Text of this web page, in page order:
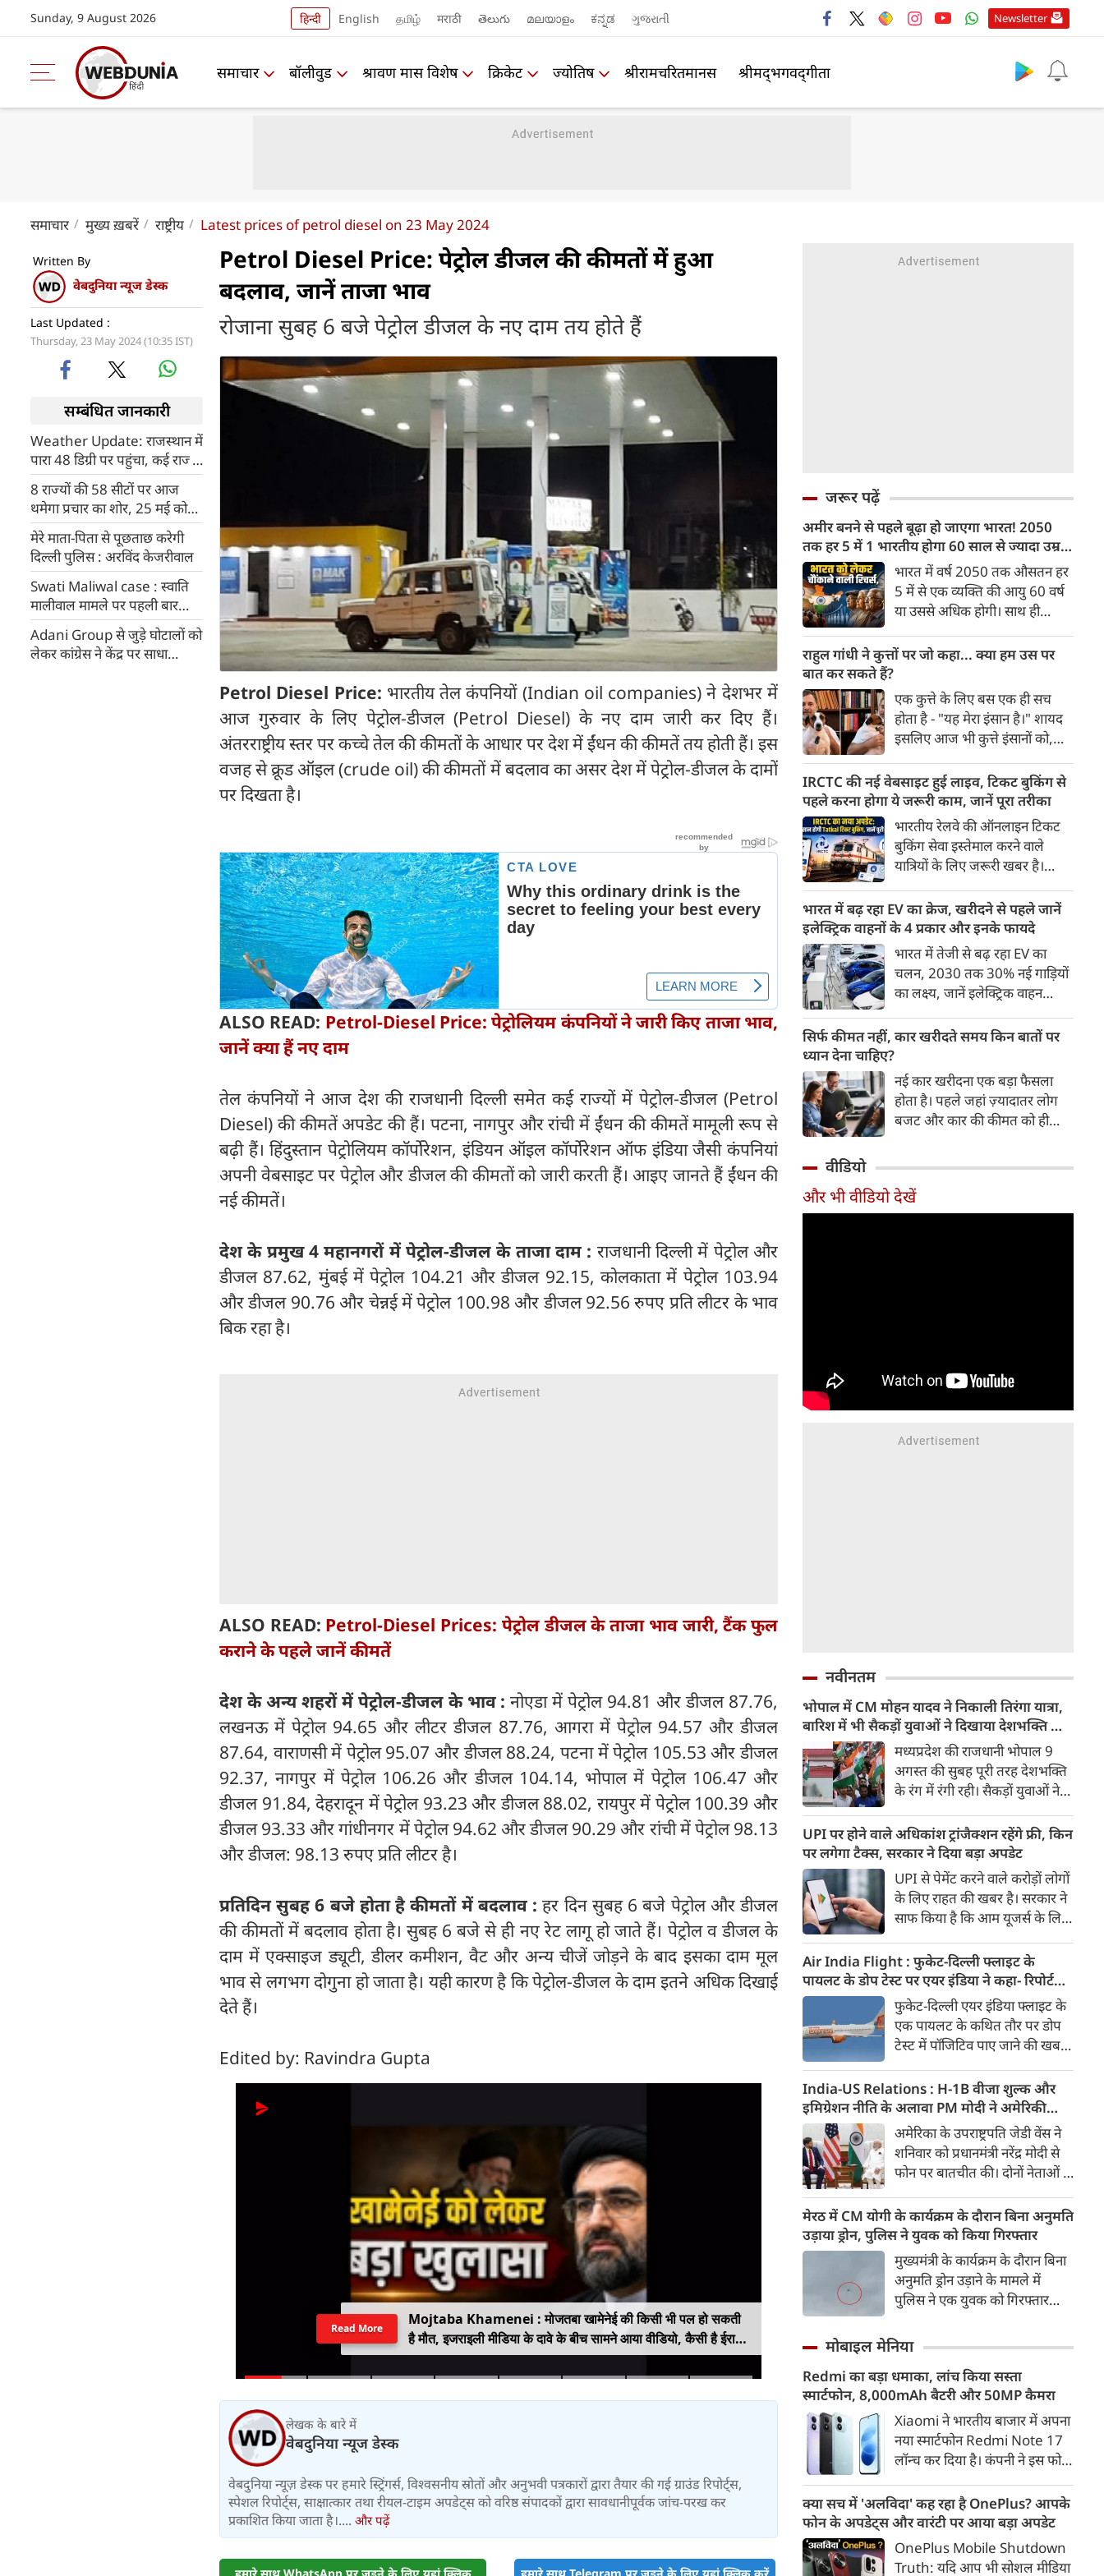
Sunday, 9 August 2026 हिन्दी English தமிழ் मराठी తెలుగు മലയാളം ಕನ್ನಡ ગુજરાતી Newsletter
समाचार बॉलीवुड श्रावण मास विशेष क्रिकेट ज्योतिष श्रीरामचरितमानस श्रीमद्‍भगवद्‍गीता
समाचार मुख्य ख़बरें राष्ट्रीय Latest prices of petrol diesel on 23 May 2024
Written By
वेबदुनिया न्यूज डेस्क
Last Updated :
Thursday, 23 May 2024 (10:35 IST)
सम्बंधित जानकारी
Weather Update: राजस्थान में
पारा 48 डिग्री पर पहुंचा, कई राज्यों
के लिए IMD ने जारी किया रेड
अलर्ट
8 राज्यों की 58 सीटों पर आज
थमेगा प्रचार का शोर, 25 मई को
वोटिंग
मेरे माता-पिता से पूछताछ करेगी
दिल्ली पुलिस : अरविंद केजरीवाल
Swati Maliwal case : स्वाति
मालीवाल मामले पर पहली बार
अरविंद केजरीवाल का बयान,
जानिए क्या बोले
Adani Group से जुड़े घोटालों को
लेकर कांग्रेस ने केंद्र पर साधा
Petrol Diesel Price: पेट्रोल डीजल की कीमतों में हुआ
बदलाव, जानें ताजा भाव
रोजाना सुबह 6 बजे पेट्रोल डीजल के नए दाम तय होते हैं
Petrol Diesel Price: भारतीय तेल कंपनियों (Indian oil companies) ने देशभर में
आज गुरुवार के लिए पेट्रोल-डीजल (Petrol Diesel) के नए दाम जारी कर दिए हैं।
अंतरराष्ट्रीय स्तर पर कच्चे तेल की कीमतों के आधार पर देश में ईंधन की कीमतें तय होती हैं। इस
वजह से क्रूड ऑइल (crude oil) की कीमतों में बदलाव का असर देश में पेट्रोल-डीजल के दामों
पर दिखता है।
ALSO READ: Petrol-Diesel Price: पेट्रोलियम कंपनियों ने जारी किए ताजा भाव,
जानें क्या हैं नए दाम
तेल कंपनियों ने आज देश की राजधानी दिल्ली समेत कई राज्यों में पेट्रोल-डीजल (Petrol
Diesel) की कीमतें अपडेट की हैं। पटना, नागपुर और रांची में ईंधन की कीमतें मामूली रूप से
बढ़ी हैं। हिंदुस्तान पेट्रोलियम कॉर्पोरेशन, इंडियन ऑइल कॉर्पोरेशन ऑफ इंडिया जैसी कंपनियां
अपनी वेबसाइट पर पेट्रोल और डीजल की कीमतों को जारी करती हैं। आइए जानते हैं ईंधन की
नई कीमतें।
देश के प्रमुख 4 महानगरों में पेट्रोल-डीजल के ताजा दाम : राजधानी दिल्ली में पेट्रोल और
डीजल 87.62, मुंबई में पेट्रोल 104.21 और डीजल 92.15, कोलकाता में पेट्रोल 103.94
और डीजल 90.76 और चेन्नई में पेट्रोल 100.98 और डीजल 92.56 रुपए प्रति लीटर के भाव
बिक रहा है।
ALSO READ: Petrol-Diesel Prices: पेट्रोल डीजल के ताजा भाव जारी, टैंक फुल
कराने के पहले जानें कीमतें
देश के अन्य शहरों में पेट्रोल-डीजल के भाव :नोएडा में पेट्रोल 94.81 और डीजल 87.76,
लखनऊ में पेट्रोल 94.65 और लीटर डीजल 87.76, आगरा में पेट्रोल 94.57 और डीजल
87.64, वाराणसी में पेट्रोल 95.07 और डीजल 88.24, पटना में पेट्रोल 105.53 और डीजल
92.37, नागपुर में पेट्रोल 106.26 और डीजल 104.14, भोपाल में पेट्रोल 106.47 और
डीजल 91.84, देहरादून में पेट्रोल 93.23 और डीजल 88.02, रायपुर में पेट्रोल 100.39 और
डीजल 93.33 और गांधीनगर में पेट्रोल 94.62 और डीजल 90.29 और रांची में पेट्रोल 98.13
और डीजल: 98.13 रुपए प्रति लीटर है।
प्रतिदिन सुबह 6 बजे होता है कीमतों में बदलाव :हर दिन सुबह 6 बजे पेट्रोल और डीजल
की कीमतों में बदलाव होता है। सुबह 6 बजे से ही नए रेट लागू हो जाते हैं। पेट्रोल व डीजल के
दाम में एक्साइज ड्यूटी, डीलर कमीशन, वैट और अन्य चीजें जोड़ने के बाद इसका दाम मूल
भाव से लगभग दोगुना हो जाता है। यही कारण है कि पेट्रोल-डीजल के दाम इतने अधिक दिखाई
देते हैं।
Edited by: Ravindra Gupta
Mojtaba Khamenei : मोजतबा खामेनेई की किसी भी पल हो सकती
है मौत, इजराइली मीडिया के दावे के बीच सामने आया वीडियो, कैसी है ईरान
के सुप्रीम लीडर की हालत
Read More
लेखक के बारे में
वेबदुनिया न्यूज डेस्क
वेबदुनिया न्यूज़ डेस्क पर हमारे स्ट्रिंगर्स, विश्वसनीय स्रोतों और अनुभवी पत्रकारों द्वारा तैयार की गई ग्राउंड रिपोर्ट्स,
स्पेशल रिपोर्ट्स, साक्षात्कार तथा रीयल-टाइम अपडेट्स को वरिष्ठ संपादकों द्वारा सावधानीपूर्वक जांच-परख कर
प्रकाशित किया जाता है।.... और पढ़ें
जरूर पढ़ें
अमीर बनने से पहले बूढ़ा हो जाएगा भारत! 2050
तक हर 5 में 1 भारतीय होगा 60 साल से ज्यादा उम्र
का
भारत में वर्ष 2050 तक औसतन हर
5 में से एक व्यक्ति की आयु 60 वर्ष
या उससे अधिक होगी। साथ ही
भारत में रहेंगे। ‘ट्रांसफॉर्म रूरल
अनुसार भारत विकसित देशों के
विपरीत समृद्ध बनने से पहले ही वृद्ध
होती आबादी वाले देश की श्रेणी में
पहुंच रहा है।
राहुल गांधी ने कुत्तों पर जो कहा... क्या हम उस पर
बात कर सकते हैं?
एक कुत्ते के लिए बस एक ही सच
होता है - "यह मेरा इंसान है।" शायद
इसलिए आज भी कुत्ते इंसानों को,
भू-राजनीति से लेकर कृत्रिम
बुद्धिमत्ता, जलवायु परिवर्तन से लेकर
क्रिकेट तक हर विषय पर बहस कर
सकते हैं, तो उस जीव पर भी एक
गंभीर चर्चा बनती है जिसने किसी भी
सभ्यता से पहले इंसान का साथ चुना
था। दुर्भाग्य यह है कि आज कुत्तों के
बारे में हमारी राय पशु-चिकित्सकों,
व्यवहार वैज्ञानिकों या विशेषज्ञों से
कम... और व्हाट्सऐप यूनिवर्सिटी से
ज़्यादा बनती है।
IRCTC की नई वेबसाइट हुई लाइव, टिकट बुकिंग से
पहले करना होगा ये जरूरी काम, जानें पूरा तरीका
भारतीय रेलवे की ऑनलाइन टिकट
बुकिंग सेवा इस्तेमाल करने वाले
यात्रियों के लिए जरूरी खबर है।
वेबसाइट का बीटा वर्जन लॉन्च कर
दिया है। करीब 24 साल पुराने
इंटरफेस के बाद वेबसाइट को नए
डिजाइन और कई नए फीचर्स के साथ
अपडेट किया गया है।
भारत में बढ़ रहा EV का क्रेज, खरीदने से पहले जानें
इलेक्ट्रिक वाहनों के 4 प्रकार और इनके फायदे
भारत में तेजी से बढ़ रहा EV का
चलन, 2030 तक 30% नई गाड़ियों
का लक्ष्य, जानें इलेक्ट्रिक वाहन
200 अरब रुपए का मौका
सिर्फ कीमत नहीं, कार खरीदते समय किन बातों पर
ध्यान देना चाहिए?
नई कार खरीदना एक बड़ा फैसला
होता है। पहले जहां ज़्यादातर लोग
बजट और कार की कीमत को ही
खरीदते समय किन बातों पर ध्यान
देना चाहिए।
वीडियो
और भी वीडियो देखें
नवीनतम
भोपाल में CM मोहन यादव ने निकाली तिरंगा यात्रा,
बारिश में भी सैकड़ों युवाओं ने दिखाया देशभक्ति का
जज्बा
मध्यप्रदेश की राजधानी भोपाल 9
अगस्त की सुबह पूरी तरह देशभक्ति
के रंग में रंगी रही। सैकड़ों युवाओं ने
निकाली और राष्ट्र सर्वोपरि का संदेश
दिया। इस दौरान आलम यह था कि
बारिश के बीच भी युवाओं का जोश
कम नहीं हुआ। उन्होंने जोर-शोर से
यह यात्रा निकाली और लोगों को प्रेरित
किया। मुख्यमंत्री डॉ. मोहन यादव ने
इस 'तिरंगा यात्रा' का शुभारंभ किया।
UPI पर होने वाले अधिकांश ट्रांजैक्शन रहेंगे फ्री, किन
पर लगेगा टैक्स, सरकार ने दिया बड़ा अपडेट
UPI से पेमेंट करने वाले करोड़ों लोगों
के लिए राहत की खबर है। सरकार ने
साफ किया है कि आम यूजर्स के लिए
एक व्यक्ति से दूसरे व्यक्ति को पैसे
भेजने यानी Person-to-Person
(P2P) UPI ट्रांजैक्शन पर कोई चार्ज
नहीं लगेगा। इसके अलावा ज्यादातर
मर्चेंट पेमेंट भी बिना शुल्क के जारी
रहने की उम्मीद है।
Air India Flight : फुकेट-दिल्ली फ्लाइट के
पायलट के डोप टेस्ट पर एयर इंडिया ने कहा- रिपोर्ट
नहीं मिली, टिप्पणी की स्थिति में नहीं
फुकेट-दिल्ली एयर इंडिया फ्लाइट के
एक पायलट के कथित तौर पर डोप
टेस्ट में पॉजिटिव पाए जाने की खबरों
अभी तक टेस्ट रिपोर्ट उपलब्ध नहीं
कराई गई है। एयरलाइन ने कहा कि
रिपोर्ट उसके पास नहीं होने के कारण
वह इस मामले में किसी निष्कर्ष पर
टिप्पणी करने की स्थिति में नहीं है।
India-US Relations : H-1B वीजा शुल्क और
इमिग्रेशन नीति के अलावा PM मोदी ने अमेरिकी
उपराष्ट्रपति जेडी वेंस किन मुद्दों पर की चर्चा
अमेरिका के उपराष्ट्रपति जेडी वेंस ने
शनिवार को प्रधानमंत्री नरेंद्र मोदी से
फोन पर बातचीत की। दोनों नेताओं ने
रणनीतिक साझेदारी को और मजबूत
करने के तरीकों पर चर्चा की।
बातचीत के दौरान व्यापार, रक्षा,
ऊर्जा सुरक्षा, महत्वपूर्ण खनिज और
उभरती तकनीकों जैसे प्रमुख मुद्दों पर
विचार-विमर्श हुआ।
मेरठ में CM योगी के कार्यक्रम के दौरान बिना अनुमति
उड़ाया ड्रोन, पुलिस ने युवक को किया गिरफ्तार
मुख्यमंत्री के कार्यक्रम के दौरान बिना
अनुमति ड्रोन उड़ाने के मामले में
पुलिस ने एक युवक को गिरफ्तार
दो ड्रोन उड़ते हुए दिखाई दिए थे। जांच
से उड़ाया जा रहा था, जबकि दूसरा
ड्रोन बिना अनुमति उड़ता पाया गया।
मोबाइल मेनिया
Redmi का बड़ा धमाका, लांच किया सस्ता
स्मार्टफोन, 8,000mAh बैटरी और 50MP कैमरा
Xiaomi ने भारतीय बाजार में अपना
नया स्मार्टफोन Redmi Note 17
लॉन्च कर दिया है। कंपनी ने इस फोन
डिस्प्ले, 8,000mAh की बड़ी बैटरी
और Qualcomm Snapdragon
चिपसेट के साथ पेश किया है। फोन में
50MP का मेन कैमरा दिया गया है।
क्या सच में 'अलविदा' कह रहा है OnePlus? आपके
फोन के अपडेट्स और वारंटी पर आया बड़ा अपडेट
OnePlus Mobile Shutdown
Truth: यदि आप भी सोशल मीडिया